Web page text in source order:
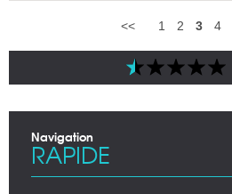
<< 1 2 3 4
Navigation
RAPIDE